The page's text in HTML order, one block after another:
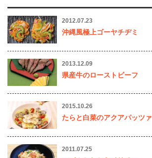
2012.07.23
沖縄風極上ゴーヤチヂミ
2013.12.09
県産牛のローストビーフ
2015.10.26
たらと白菜のアクアパッツァ
2011.07.25